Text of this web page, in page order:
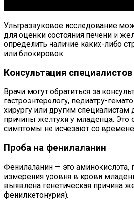
Ультразвуковое исследование
для оценки состояния печени и
определить наличие каких-либо
или блокировок.
Консультация специалистов
Врачи могут обратиться за
гастроэнтерологу, педиатру-
хирургу или другим специалистам
причины желтухи у младенца. Это
симптомы не исчезают со
Проба на фенилаланин
Фенилаланин — это аминокислота,
измерения уровня в крови
выявлена генетическая причина
фенилкетонурия).